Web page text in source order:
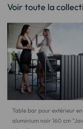
Voir toute la
Table bar pour extérieur en
aluminium noir 160 cm